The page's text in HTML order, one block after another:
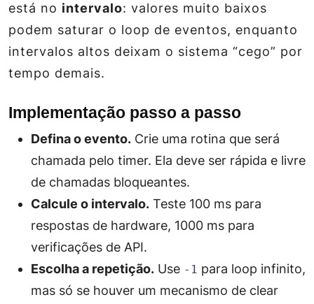
está no intervalo: valores muito baixos
podem saturar o loop de eventos, enquanto
intervalos altos deixam o sistema “cego” por
tempo demais.
Implementação passo a passo
Defina o evento. Crie uma rotina que será
chamada pelo timer. Ela deve ser rápida e livre
de chamadas bloqueantes.
Calcule o intervalo. Teste 100 ms para
respostas de hardware, 1000 ms para
verificações de API.
Escolha a repetição. Use -1 para loop infinito,
mas só se houver um mecanismo de clear